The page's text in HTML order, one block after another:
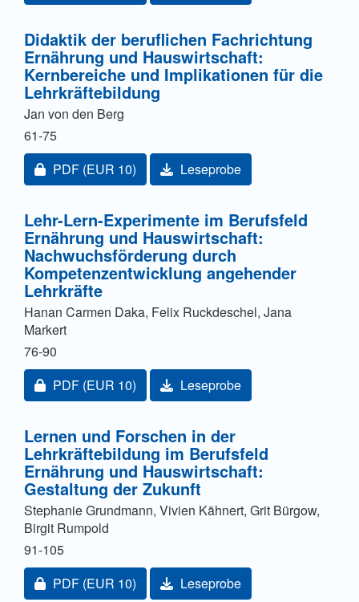
Didaktik der beruflichen Fachrichtung
Ernährung und Hauswirtschaft:
Kernbereiche und Implikationen für die
Lehrkräftebildung
Jan von den Berg
61-75
Zugang für Abonnent/innen oder durch Zahlung einer
PDF (EUR 10) Leseprobe
Lehr-Lern-Experimente im Berufsfeld
Ernährung und Hauswirtschaft:
Nachwuchsförderung durch
Kompetenzentwicklung angehender
Lehrkräfte
Hanan Carmen Daka, Felix Ruckdeschel, Jana
Markert
76-90
Zugang für Abonnent/innen oder durch Zahlung einer
PDF (EUR 10) Leseprobe
Lernen und Forschen in der
Lehrkräftebildung im Berufsfeld
Ernährung und Hauswirtschaft:
Gestaltung der Zukunft
Stephanie Grundmann, Vivien Kähnert, Grit Bürgow,
Birgit Rumpold
91-105
Zugang für Abonnent/innen oder durch Zahlung einer
PDF (EUR 10) Leseprobe